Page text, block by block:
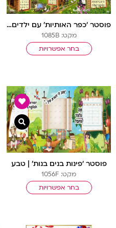
פוסטר ‘כפר האותיות’ עם ילדים חסידיים
מקט: 1085B
בחר אפשרויות
פוסטר ‘פינות בנים בנות’ | טבע
מקט: 1056F
בחר אפשרויות